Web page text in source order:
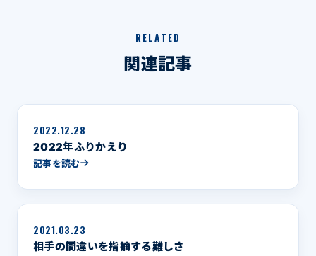
RELATED
関連記事
2022.12.28
2022年ふりかえり
記事を読む
2021.03.23
相手の間違いを指摘する難しさ